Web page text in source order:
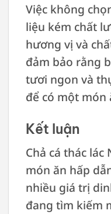
Việc không
liệu kém chất
hương vị và
đảm bảo rằng
tươi ngon và
để có một món
Kết luận
Chả cá thác
món ăn hấp
nhiều giá trị
đang tìm kiếm